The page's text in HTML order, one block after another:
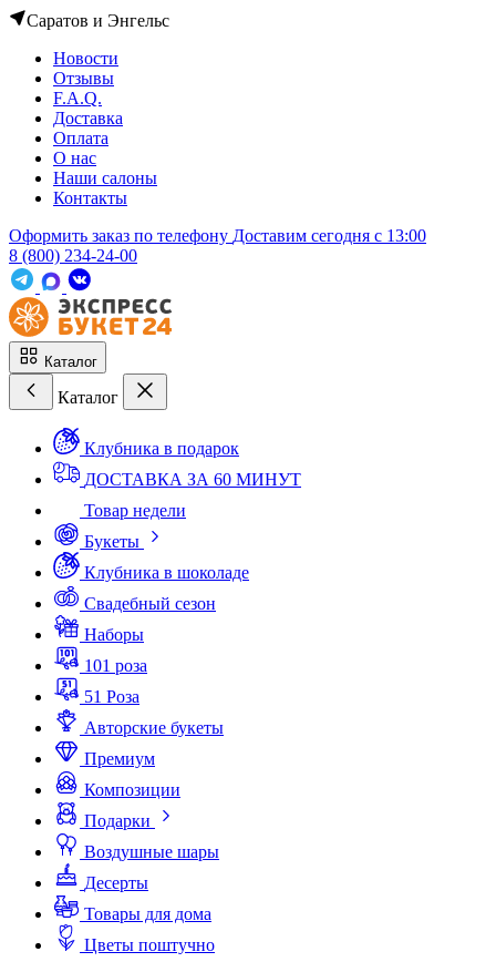
Саратов и Энгельс
Новости
Отзывы
F.A.Q.
Доставка
Оплата
О нас
Наши салоны
Контакты
Оформить заказ по телефону Доставим сегодня c 13:00
8 (800) 234-24-00
Каталог
Каталог
Клубника в подарок
ДОСТАВКА ЗА 60 МИНУТ
Товар недели
Букеты
Клубника в шоколаде
Свадебный сезон
Наборы
101 роза
51 Роза
Авторские букеты
Премиум
Композиции
Подарки
Воздушные шары
Десерты
Товары для дома
Цветы поштучно